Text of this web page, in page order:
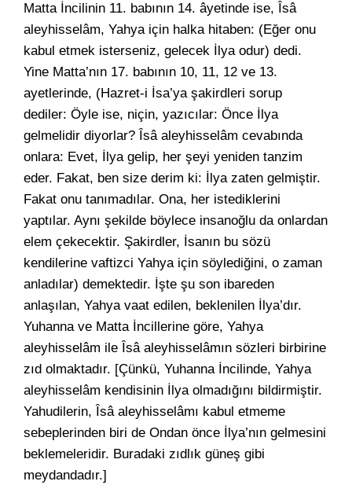
Matta İncilinin 11. babının 14. âyetinde ise, Îsâ
aleyhisselâm, Yahya için halka hitaben: (Eğer onu
kabul etmek isterseniz, gelecek İlya odur) dedi.
Yine Matta’nın 17. babının 10, 11, 12 ve 13.
ayetlerinde, (Hazret-i İsa’ya şakirdleri sorup
dediler: Öyle ise, niçin, yazıcılar: Önce İlya
gelmelidir diyorlar? Îsâ aleyhisselâm cevabında
onlara: Evet, İlya gelip, her şeyi yeniden tanzim
eder. Fakat, ben size derim ki: İlya zaten gelmiştir.
Fakat onu tanımadılar. Ona, her istediklerini
yaptılar. Aynı şekilde böylece insanoğlu da onlardan
elem çekecektir. Şakirdler, İsanın bu sözü
kendilerine vaftizci Yahya için söylediğini, o zaman
anladılar) demektedir. İşte şu son ibareden
anlaşılan, Yahya vaat edilen, beklenilen İlya’dır.
Yuhanna ve Matta İncillerine göre, Yahya
aleyhisselâm ile Îsâ aleyhisselâmın sözleri birbirine
zıd olmaktadır. [Çünkü, Yuhanna İncilinde, Yahya
aleyhisselâm kendisinin İlya olmadığını bildirmiştir.
Yahudilerin, Îsâ aleyhisselâmı kabul etmeme
sebeplerinden biri de Ondan önce İlya’nın gelmesini
beklemeleridir. Buradaki zıdlık güneş gibi
meydandadır.]